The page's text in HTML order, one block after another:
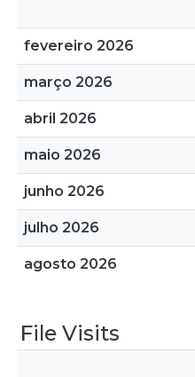
fevereiro 2026
março 2026
abril 2026
maio 2026
junho 2026
julho 2026
agosto 2026
File Visits